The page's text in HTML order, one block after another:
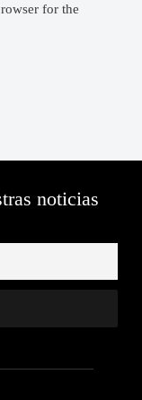
for the
noticias